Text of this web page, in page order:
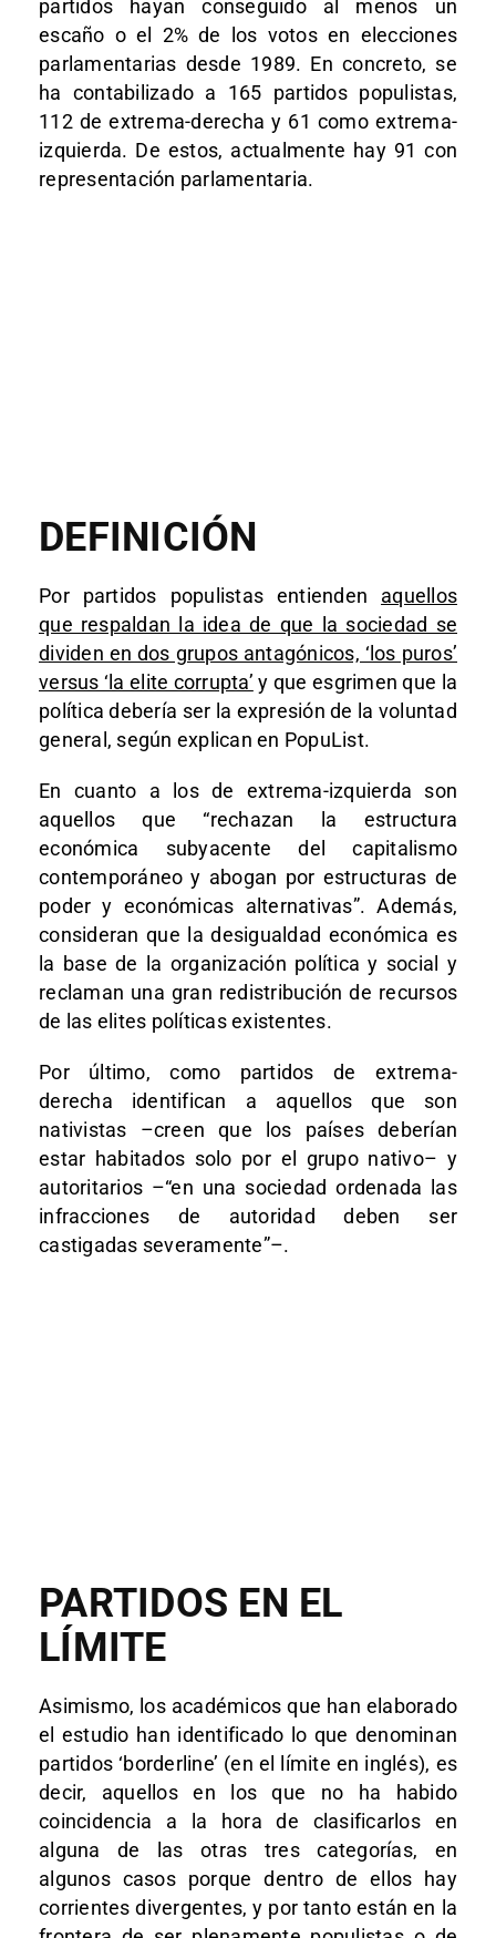
partidos hayan conseguido al menos un
escaño o el 2% de los votos en elecciones
parlamentarias desde 1989. En concreto, se
ha contabilizado a 165 partidos populistas,
112 de extrema-derecha y 61 como extrema-
izquierda. De estos, actualmente hay 91 con
representación parlamentaria.
DEFINICIÓN
Por partidos populistas entienden aquellos
que respaldan la idea de que la sociedad se
dividen en dos grupos antagónicos, ‘los puros’
versus ‘la elite corrupta’ y que esgrimen que la
política debería ser la expresión de la voluntad
general, según explican en PopuList.
En cuanto a los de extrema-izquierda son
aquellos que “rechazan la estructura
económica subyacente del capitalismo
contemporáneo y abogan por estructuras de
poder y económicas alternativas”. Además,
consideran que la desigualdad económica es
la base de la organización política y social y
reclaman una gran redistribución de recursos
de las elites políticas existentes.
Por último, como partidos de extrema-
derecha identifican a aquellos que son
nativistas –creen que los países deberían
estar habitados solo por el grupo nativo– y
autoritarios –“en una sociedad ordenada las
infracciones de autoridad deben ser
castigadas severamente”–.
PARTIDOS EN EL
LÍMITE
Asimismo, los académicos que han elaborado
el estudio han identificado lo que denominan
partidos ‘borderline’ (en el límite en inglés), es
decir, aquellos en los que no ha habido
coincidencia a la hora de clasificarlos en
alguna de las otras tres categorías, en
algunos casos porque dentro de ellos hay
corrientes divergentes, y por tanto están en la